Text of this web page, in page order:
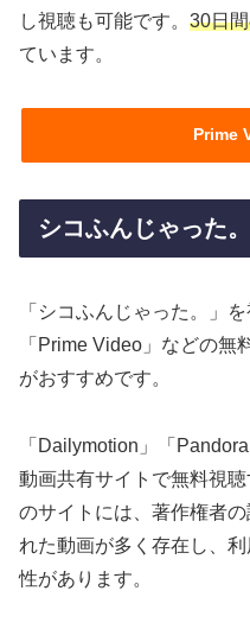
し視聴も可能です。 30日
ています。
Prime
シコふんじゃった
「シコふんじゃった。」
「Prime Video」などの
がおすすめです。
「Dailymotion」「
動画共有サイトで無料視
のサイトには、著作権者
れた動画が多く存在し、
性があります。